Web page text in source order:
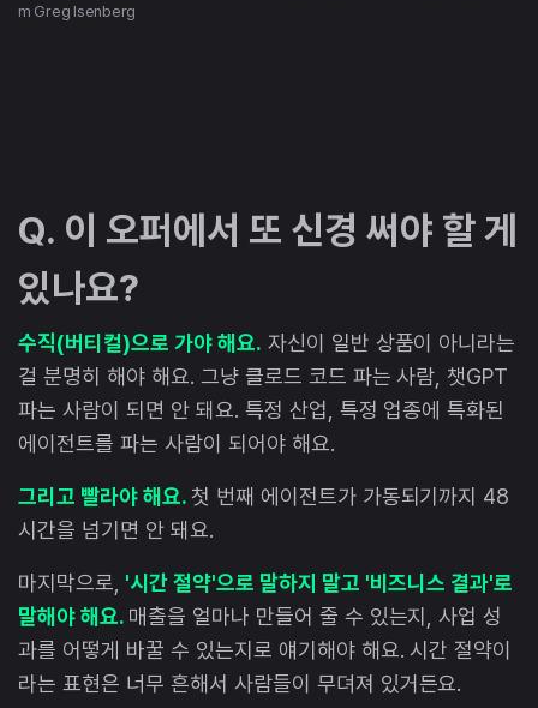
m Greg Isenberg
Q. 이 오퍼에서 또 신경 써야 할 게
있나요?
수직(버티컬)으로 가야 해요. 자신이 일반 상품이 아니라는
걸 분명히 해야 해요. 그냥 클로드 코드 파는 사람, 챗GPT
파는 사람이 되면 안 돼요. 특정 산업, 특정 업종에 특화된
에이전트를 파는 사람이 되어야 해요.
그리고 빨라야 해요. 첫 번째 에이전트가 가동되기까지 48
시간을 넘기면 안 돼요.
마지막으로, '시간 절약'으로 말하지 말고 '비즈니스 결과'로
말해야 해요. 매출을 얼마나 만들어 줄 수 있는지, 사업 성
과를 어떻게 바꿀 수 있는지로 얘기해야 해요. 시간 절약이
라는 표현은 너무 흔해서 사람들이 무뎌져 있거든요.